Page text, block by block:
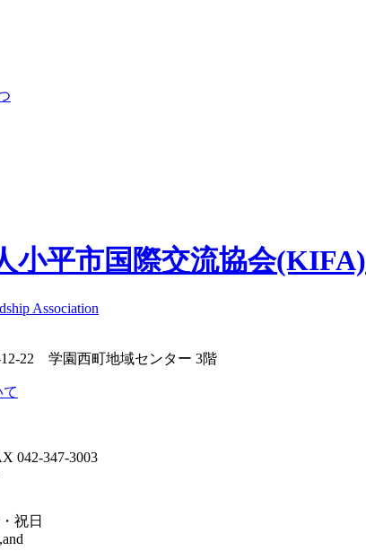
小平市国際交流協会(KIFA)
Association
22 学園西町地域センター 3階
042-347-3003
祝日